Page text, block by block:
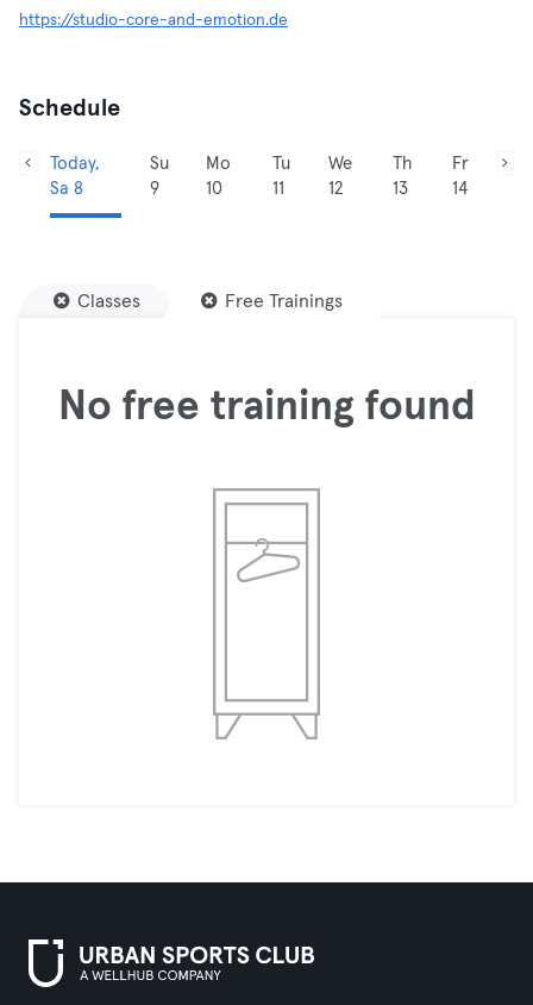
https://studio-core-and-emotion.de
Schedule
Today,
Sa 8
Su
9
Mo
10
Tu
11
We
12
Th
13
Fr
14
Classes Free Trainings
No free training found